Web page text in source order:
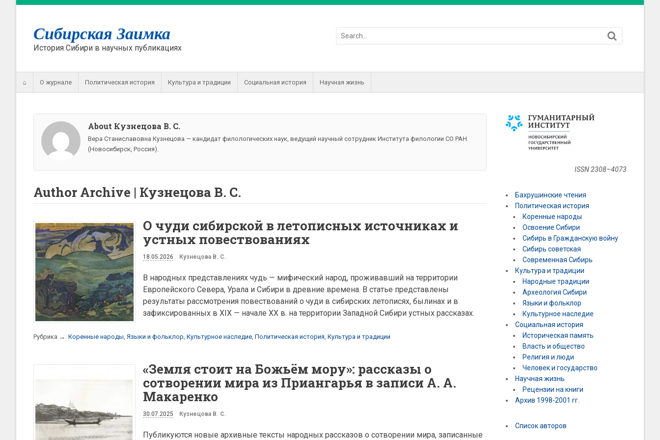
Сибирская Заимка
История Сибири в научных публикациях
⌂ О журнале Политическая история Культура и традиции Социальная история Научная жизнь
About Кузнецова В. С.
Вера Станиславовна Кузнецова — кандидат филологических наук, ведущий научный сотрудник Института филологии СО РАН
(Новосибирск, Россия).
Author Archive | Кузнецова В. С.
О чуди сибирской в летописных источниках и
устных повествованиях
18.05.2026 Кузнецова В. С.
В народных представлениях чудь — мифический народ, проживавший на территории
Европейского Севера, Урала и Сибири в древние времена. В статье представлены
результаты рассмотрения повествований о чуди в сибирских летописях, былинах и в
зафиксированных в XIX — начале XX в. на территории Западной Сибири устных рассказах.
Рубрика → Коренные народы Языки и фольклор Культурное наследие Политическая история Культура и традиции
«Земля стоит на Божьём мору»: рассказы о
сотворении мира из Приангарья в записи А. А.
Макаренко
30.07.2025 Кузнецова В. С.
Публикуются новые архивные тексты народных рассказов о сотворении мира, записанные
ISSN 2308–4073
Бахрушинские чтения
Политическая история
Коренные народы
Освоение Сибири
Сибирь в Гражданскую войну
Сибирь советская
Современная Сибирь
Культура и традиции
Народные традиции
Археология Сибири
Языки и фольклор
Культурное наследие
Социальная история
Историческая память
Власть и общество
Религия и люди
Человек и государство
Научная жизнь
Рецензии на книги
Архив 1998-2001 гг.
Список авторов